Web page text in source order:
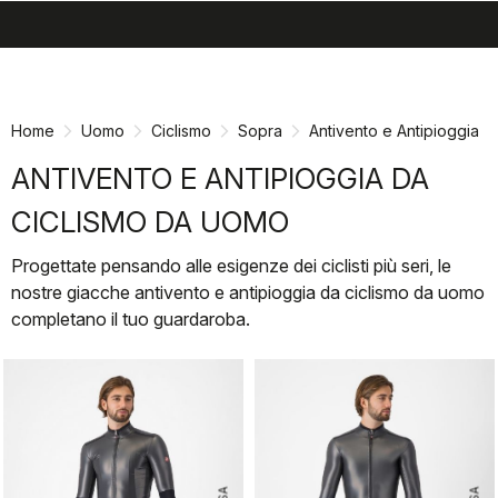
Home Uomo Ciclismo Sopra Antivento e Antipioggia
ANTIVENTO E ANTIPIOGGIA DA
CICLISMO DA UOMO
Progettate pensando alle esigenze dei ciclisti più seri, le
nostre giacche antivento e antipioggia da ciclismo da uomo
completano il tuo guardaroba.